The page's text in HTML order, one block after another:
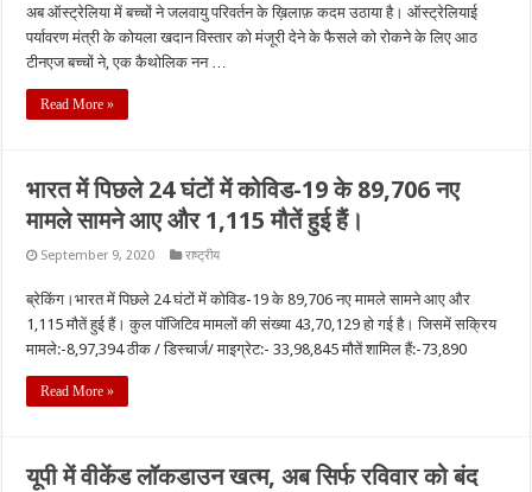
अब ऑस्ट्रेलिया में बच्चों ने जलवायु परिवर्तन के ख़िलाफ़ कदम उठाया है। ऑस्ट्रेलियाई
पर्यावरण मंत्री के कोयला खदान विस्तार को मंजूरी देने के फैसले को रोकने के लिए आठ
टीनएज बच्चों ने, एक कैथोलिक नन …
Read More »
भारत में पिछले 24 घंटों में कोविड-19 के 89,706 नए
मामले सामने आए और 1,115 मौतें हुई हैं।
September 9, 2020 राष्ट्रीय
ब्रेकिंग।भारत में पिछले 24 घंटों में कोविड-19 के 89,706 नए मामले सामने आए और
1,115 मौतें हुई हैं। कुल पॉजिटिव मामलों की संख्या 43,70,129 हो गई है। जिसमें सक्रिय
मामले:-8,97,394 ठीक / डिस्चार्ज/ माइग्रेट:- 33,98,845 मौतें शामिल हैं:-73,890
Read More »
यूपी में वीकेंड लॉकडाउन खत्म, अब सिर्फ रविवार को बंद